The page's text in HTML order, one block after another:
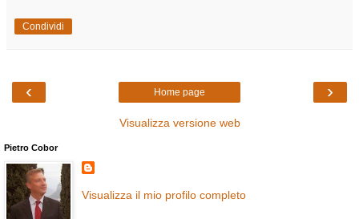
Condividi
‹ ›
Home page
Visualizza versione web
Pietro Cobor
Visualizza il mio profilo completo